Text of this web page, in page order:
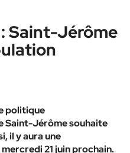
Saint-Jérôme
politique
Saint-Jérôme souhaite
il y aura une
mercredi 21 juin prochain.